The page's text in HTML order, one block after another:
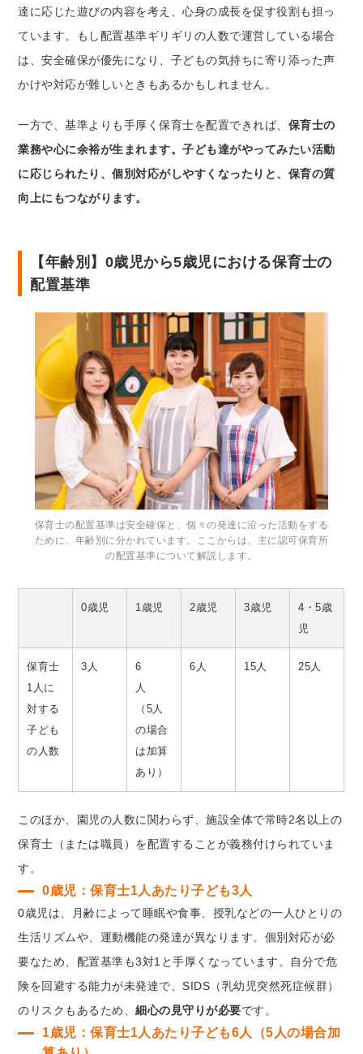
達に応じた遊びの内容を考え、心身の成長を促す役割も担っ
ています。もし配置基準ギリギリの人数で運営している場合
は、安全確保が優先になり、子どもの気持ちに寄り添った声
かけや対応が難しいときもあるかもしれません。
一方で、基準よりも手厚く保育士を配置できれば、 保育士の
業務や心に余裕が生まれます。子ども達がやってみたい活動
に応じられたり、個別対応がしやすくなったりと、保育の質
向上にもつながります。
【年齢別】0歳児から5歳児における保育士の
配置基準
保育士の配置基準は安全確保と、個々の発達に沿った活動をする
ために、年齢別に分かれています。ここからは、主に認可保育所
の配置基準について解説します。
0歳児 1歳児 2歳児 3歳児
4・5歳
児
保育士
1人に
対する
子ども
の人数
3人
6
人
（5人
の場合
は加算
あり）
6人 15人 25人
このほか、園児の人数に関わらず、施設全体で常時2名以上の
保育士（または職員）を配置することが義務付けられていま
す。
0歳児：保育士1人あたり子ども3人
0歳児は、月齢によって睡眠や食事、授乳などの一人ひとりの
生活リズムや、運動機能の発達が異なります。個別対応が必
要なため、配置基準も3対1と手厚くなっています。自分で危
険を回避する能力が未発達で、SIDS（乳幼児突然死症候群）
のリスクもあるため、細心の見守りが必要です。
1歳児：保育士1人あたり子ども6人（5人の場合加